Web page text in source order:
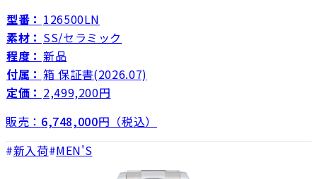
型番： 126500LN
素材： SS/セラミック
程度： 新品
付属： 箱 保証書(2026.07)
定価： 2,499,200円
販売： 6,748,000円（税込）
新入荷 MEN'S